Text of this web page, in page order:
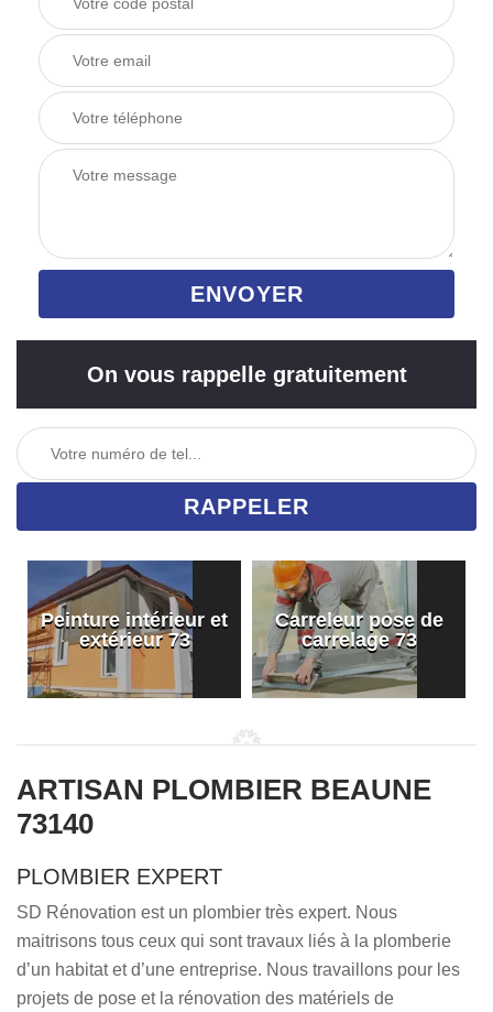
On vous rappelle gratuitement
Peinture intérieur et
extérieur 73
Carreleur pose de
carrelage 73
ARTISAN PLOMBIER BEAUNE
73140
PLOMBIER EXPERT
SD Rénovation est un plombier très expert. Nous
maitrisons tous ceux qui sont travaux liés à la plomberie
d’un habitat et d’une entreprise. Nous travaillons pour les
projets de pose et la rénovation des matériels de